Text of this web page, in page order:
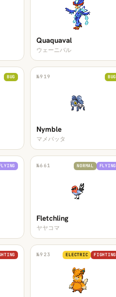
Quaquaval
ウェーニバル
BUG №919 BUG
Nymble
マメバッタ
№661 NORMAL FLYING
Fletchling
ヤヤコマ
№923 ELECTRIC FIGHTING